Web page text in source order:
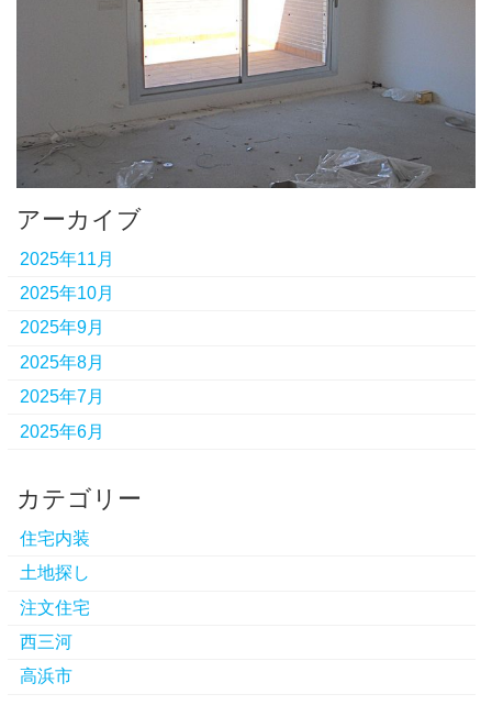
アーカイブ
2025年11月
2025年10月
2025年9月
2025年8月
2025年7月
2025年6月
カテゴリー
住宅内装
土地探し
注文住宅
西三河
高浜市